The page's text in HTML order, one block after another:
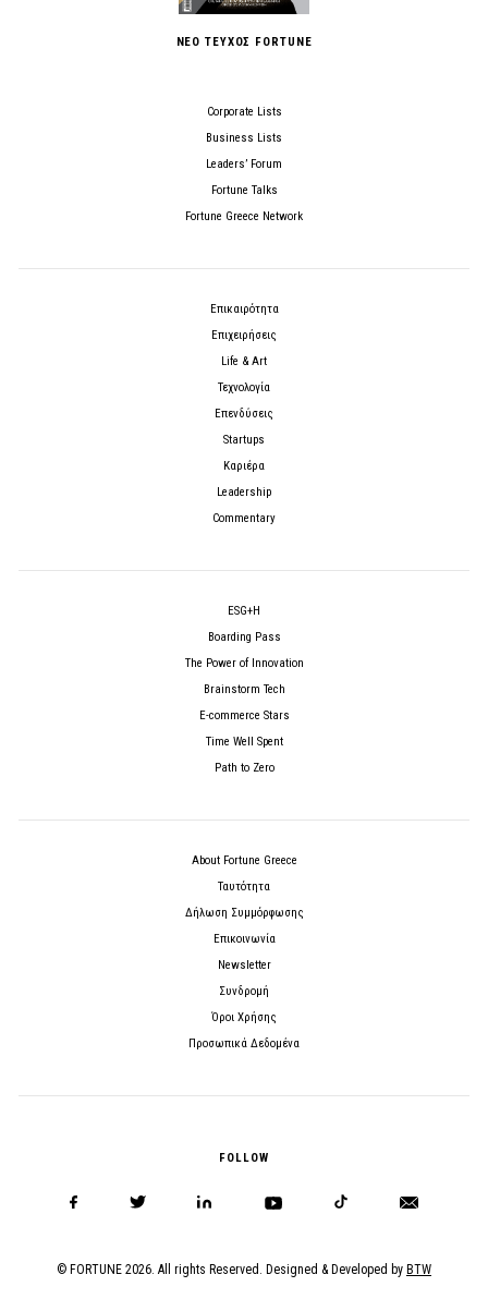
ΝΕΟ ΤΕΥΧΟΣ FORTUNE
Corporate Lists
Business Lists
Leaders’ Forum
Fortune Talks
Fortune Greece Network
Επικαιρότητα
Επιχειρήσεις
Life & Art
Τεχνολογία
Επενδύσεις
Startups
Καριέρα
Leadership
Commentary
ESG+H
Boarding Pass
The Power of Innovation
Brainstorm Tech
E-commerce Stars
Time Well Spent
Path to Zero
About Fortune Greece
Ταυτότητα
Δήλωση Συμμόρφωσης
Επικοινωνία
Newsletter
Συνδρομή
Όροι Χρήσης
Προσωπικά Δεδομένα
FOLLOW
© FORTUNE 2026. All rights Reserved. Designed & Developed by BTW